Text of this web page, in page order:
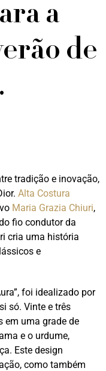
a
de
tradição e inovação,
Alta Costura
Maria Grazia Chiuri,
fio condutor da
cria uma história
e
foi idealizado por
só. Vinte e três
em uma grade de
e o urdume,
Este design
como também